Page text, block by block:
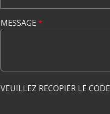
MESSAGE *
VEUILLEZ RECOPIER LE CODE